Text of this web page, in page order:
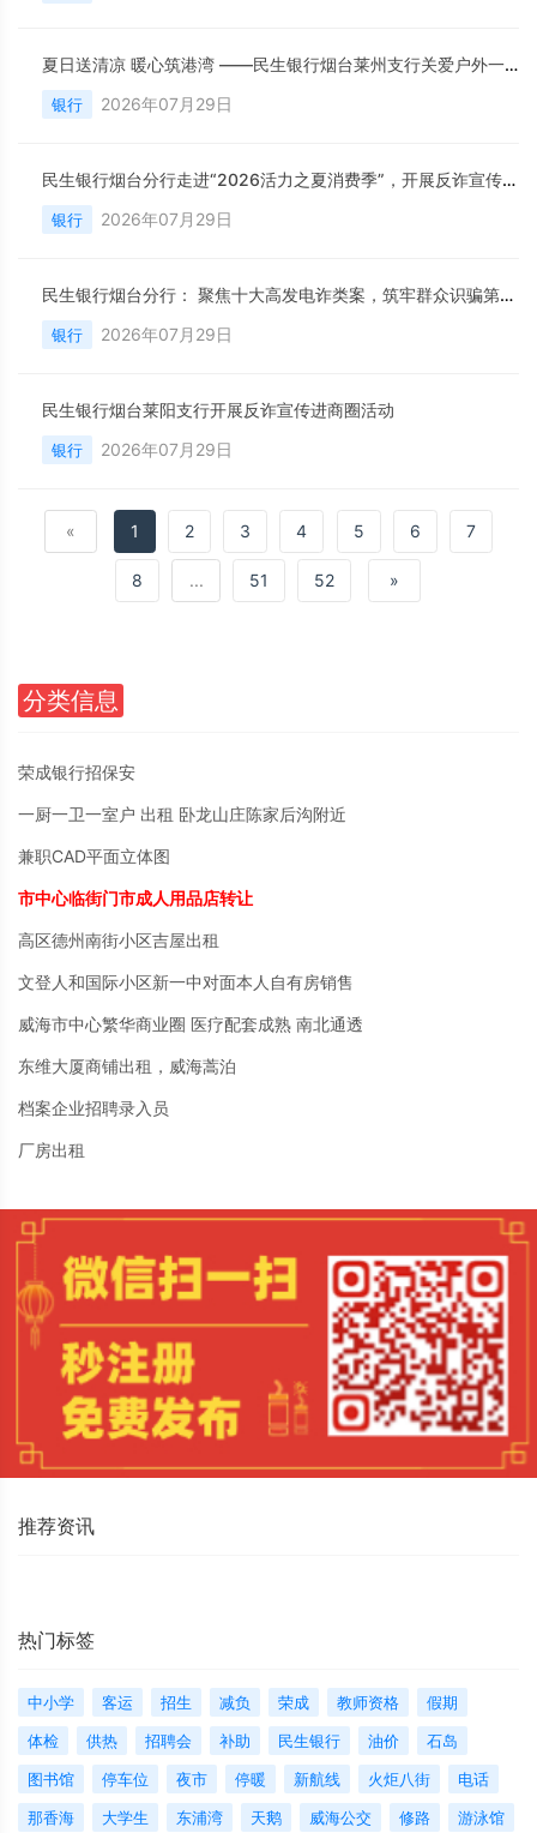
夏日送清凉 暖心筑港湾 ——民生银行烟台莱州支行关爱户外一线劳动者
银行 2026年07月29日
民生银行烟台分行走进“2026活力之夏消费季”，开展反诈宣传守护群众“钱袋子”
银行 2026年07月29日
民生银行烟台分行： 聚焦十大高发电诈类案，筑牢群众识骗第一道防线
银行 2026年07月29日
民生银行烟台莱阳支行开展反诈宣传进商圈活动
银行 2026年07月29日
« 1 2 3 4 5 6 7
8 ... 51 52 »
分类信息
荣成银行招保安
一厨一卫一室户 出租 卧龙山庄陈家后沟附近
兼职CAD平面立体图
市中心临街门市成人用品店转让
高区德州南街小区吉屋出租
文登人和国际小区新一中对面本人自有房销售
威海市中心繁华商业圈 医疗配套成熟 南北通透
东维大厦商铺出租，威海蒿泊
档案企业招聘录入员
厂房出租
推荐资讯
热门标签
中小学 客运 招生 减负 荣成 教师资格
假期
体检
供热 招聘会 补助 民生银行 油价
石岛
图书馆
停车位 夜市 停暖 新航线 火炬八街
电话
那香海
大学生 东浦湾 天鹅 威海公交 修路 游泳馆